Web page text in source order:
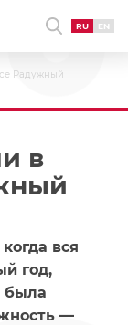
RU EN
Радужный
в
вся
год,
была
—